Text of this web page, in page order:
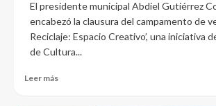
El presidente municipal Abdiel Gutiérrez
encabezó la clausura del campamento de
Reciclaje: Espacio Creativo’, una iniciativa
de Cultura...
Leer más